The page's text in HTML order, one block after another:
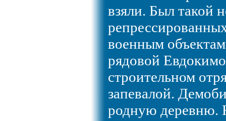
взяли. Был такой
военным
рядовой
строительном
запевалой.
родную деревню.